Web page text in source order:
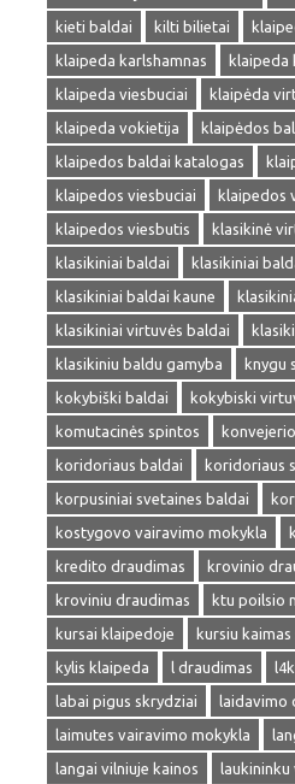
kieti baldai
kilti bilietai
klaipeda karlshamnas
klaipeda
klaipeda viesbuciai
klaipėda
klaipeda vokietija
klaipėdos
klaipedos baldai katalogas
klaipedos viesbuciai
klaipedos
klaipedos viesbutis
klasikinė
klasikiniai baldai
klasikiniai
klasikiniai baldai kaune
klasikiniai virtuvės baldai
klasikiniu baldu gamyba
knygu
kokybiški baldai
kokybiski
komutacinės spintos
koridoriaus baldai
koridoriaus
korpusiniai svetaines baldai
kostygovo vairavimo mokykla
kredito draudimas
krovinio
kroviniu draudimas
ktu poilsio
kursai klaipedoje
kursiu
kylis klaipeda
l draudimas
labai pigus skrydziai
laidavimo
laimutes vairavimo mokykla
langai vilniuje kainos